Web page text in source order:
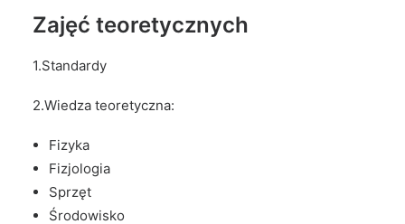
Zajęć teoretycznych
1.Standardy
2.Wiedza teoretyczna:
Fizyka
Fizjologia
Sprzęt
Środowisko